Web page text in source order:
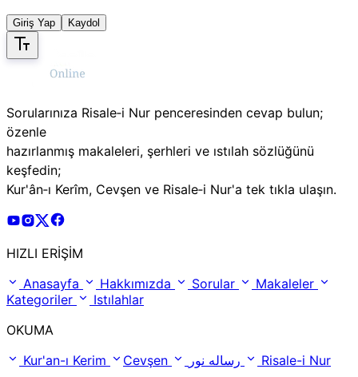
Giriş Yap Kaydol
Sorularınıza Risale‑i Nur penceresinden cevap bulun;
özenle
hazırlanmış makaleleri, şerhleri ve ıstılah sözlüğünü
keşfedin;
Kur'ân‑ı Kerîm, Cevşen ve Risale‑i Nur'a tek tıkla ulaşın.
Risale Online Youtube Hesabı
Risale Online Instagram Hesabı
Risale Online X Hesabı
HIZLI ERİŞİM
Anasayfa
Hakkımızda Sorular
Makaleler
Kategoriler
Istılahlar
OKUMA
Kur'an-ı Kerim
Cevşen Risale-i Nur